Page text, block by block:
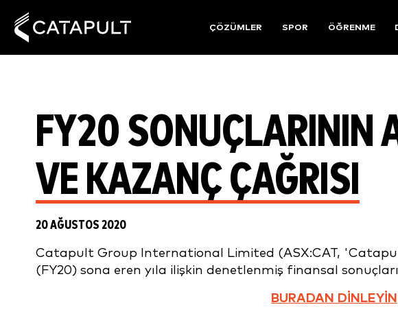
ÇÖZÜMLER SPOR ÖĞRENME
FY20 SONUÇLARININ
VE KAZANÇ ÇAĞRISI
20 AĞUSTOS 2020
Catapult Group International Limited (ASX:CAT,
(FY20) sona eren yıla ilişkin denetlenmiş finansal
BURADAN DİNLEYİN